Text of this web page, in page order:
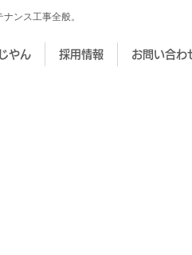
ンス工事全般。
やん 採用情報 お問い合わ